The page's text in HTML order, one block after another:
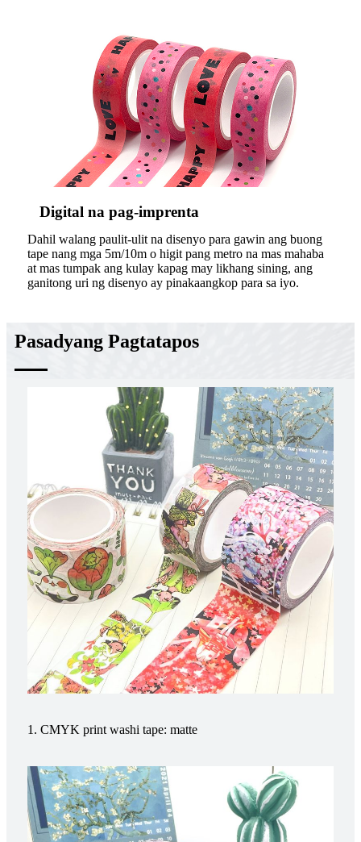
Digital na pag-imprenta
Dahil walang paulit-ulit na disenyo para gawin ang buong
tape nang mga 5m/10m o higit pang metro na mas mahaba
at mas tumpak ang kulay kapag may likhang sining, ang
ganitong uri ng disenyo ay pinakaangkop para sa iyo.
Pasadyang Pagtatapos
1. CMYK print washi tape: matte